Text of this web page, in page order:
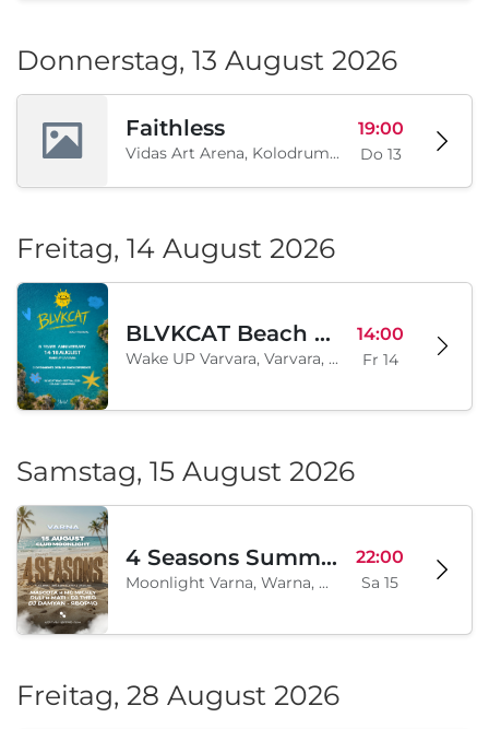
Donnerstag, 13 August 2026
Faithless
Vidas Art Arena, Kolodrum, Borisova gradina, Sofia, BG
19:00
Do 13
Freitag, 14 August 2026
BLVKCAT Beach Festival 2026, Wake up Varvara
Wake UP Varvara, Varvara, BG
14:00
Fr 14
Samstag, 15 August 2026
4 Seasons Summer Edition
Moonlight Varna, Warna, BG
22:00
Sa 15
Freitag, 28 August 2026